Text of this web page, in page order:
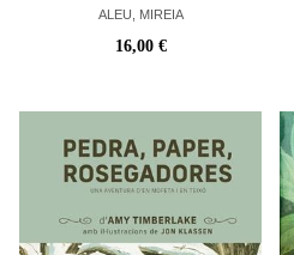
ALEU, MIREIA
16,00 €